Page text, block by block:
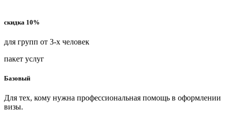
скидка 10%
для групп от 3-х человек
пакет услуг
Базовый
Для тех, кому нужна профессиональная помощь в оформлении
визы.